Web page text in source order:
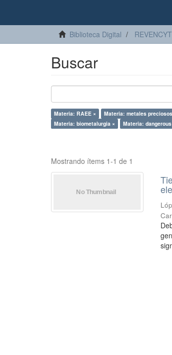
Biblioteca Digital REVENCYT
Buscar
Materia: RAEE × Materia: metales
Materia: biometalurgia ×
Materia:
Mostrando ítems 1-1 de 1